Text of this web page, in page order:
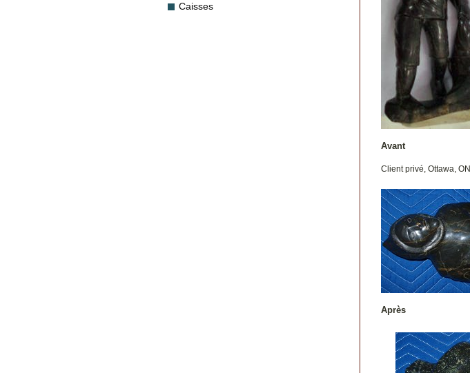
Avant
Client privé, Ottawa, ON
Après
Caisses